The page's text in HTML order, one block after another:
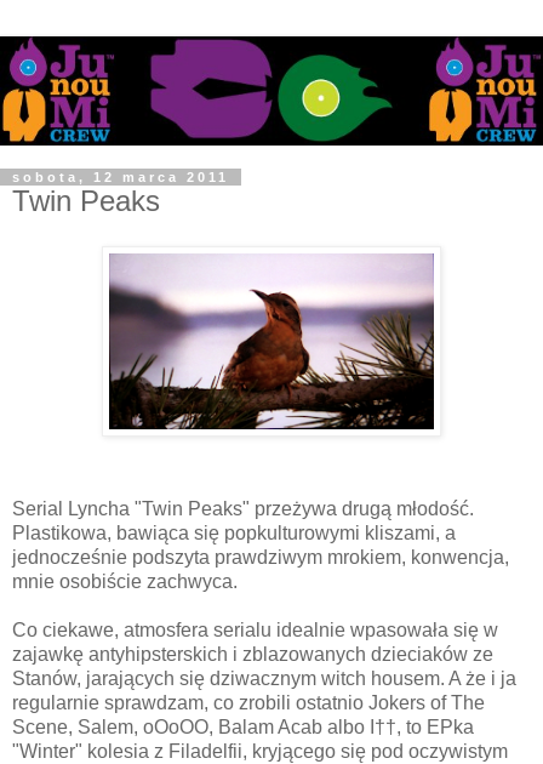
sobota, 12 marca 2011
Twin Peaks
Serial Lyncha "Twin Peaks" przeżywa drugą młodość.
Plastikowa, bawiąca się popkulturowymi kliszami, a
jednocześnie podszyta prawdziwym mrokiem, konwencja,
mnie osobiście zachwyca.
Co ciekawe, atmosfera serialu idealnie wpasowała się w
zajawkę antyhipsterskich i zblazowanych dzieciaków ze
Stanów, jarających się dziwacznym witch housem. A że i ja
regularnie sprawdzam, co zrobili ostatnio Jokers of The
Scene, Salem, oOoOO, Balam Acab albo I††, to EPka
"Winter" kolesia z Filadelfii, kryjącego się pod oczywistym